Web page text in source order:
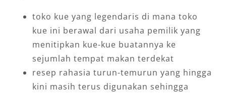
toko kue yang legendaris di mana toko
kue ini berawal dari usaha pemilik yang
menitipkan kue-kue buatannya ke
sejumlah tempat makan terdekat
resep rahasia turun-temurun yang hingga
kini masih terus digunakan sehingga